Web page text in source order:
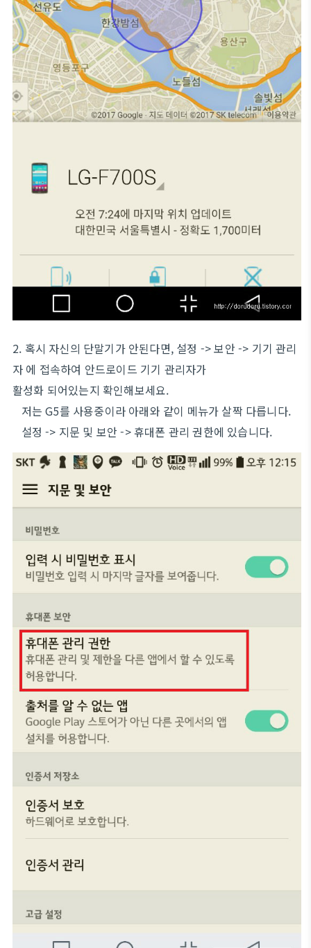
2. 혹시 자신의 단말기가 안된다면, 설정 -> 보안 -> 기기 관리
자 에 접속하여 안드로이드 기기 관리자가
활성화 되어있는지 확인해보세요.
저는 G5를 사용중이라 아래와 같이 메뉴가 살짝 다릅니다.
설정 -> 지문 및 보안 -> 휴대폰 관리 권한에 있습니다.